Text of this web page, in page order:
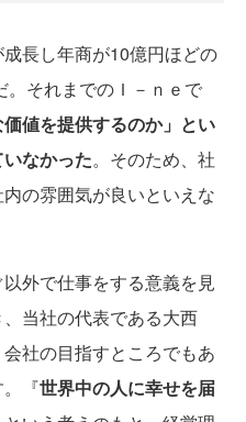
長し年商が10億円ほどの
それまでのＩ－ｎｅで
価値を提供するのか」とい
なかった。そのため、社
の雰囲気が良いといえな
外で仕事をする意義を見
当社の代表である大西
会社の目指すところでもあ
『世界中の人に幸せを届